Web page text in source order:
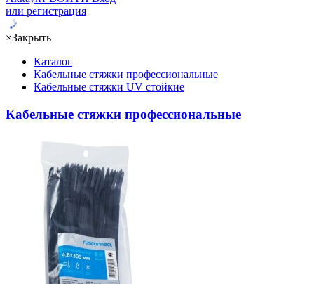
или регистрация
×Закрыть
Каталог
Кабельные стяжки профессиональные
Кабельные стяжки UV стойкие
Кабельные стяжки профессиональные